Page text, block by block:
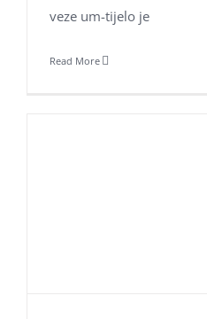
veze um-tijelo je
Read More